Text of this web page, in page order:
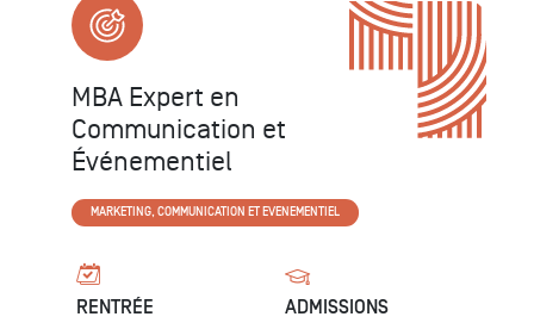
MBA Expert en
Communication et
Événementiel
MARKETING, COMMUNICATION ET EVENEMENTIEL
RENTRÉE
ADMISSIONS